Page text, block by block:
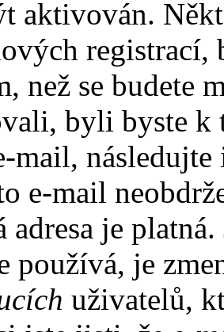
aktivován.
než se budete
byli byste k
mail,
e-mail
adresa je
používá, je
uživatelů,